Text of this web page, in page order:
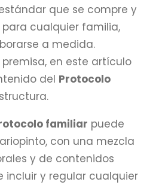
que se compre y
cualquier familia,
a medida.
en este artículo
del Protocolo
familiar puede
con una mezcla
y de contenidos
incluir y regular cualquier